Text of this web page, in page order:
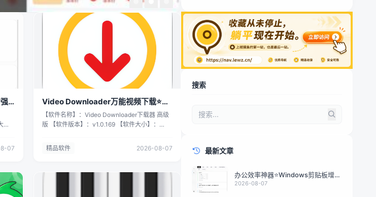
先到先得。赶紧上淘宝搜
托
核
键
光标
录
07
Video Downloader万能视频下载⭐解
锁会员⭐
【软件名称】：Video Downloader下载器 高级
版 【软件版本】：v1.0.169 【软件大小】：
各类平台视频难以本地保存？这款下载工具功能
齐全，支持各大社交、影视平台视频解析下载，
务同步下载，可自动识别页面视频资源；内置一
精品软件 2026-08-07
搜索
最新文章
办公效率神器⭐Windows剪贴板增强
工具
2026-08-07